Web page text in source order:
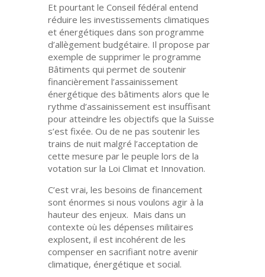
Et pourtant le Conseil fédéral entend
réduire les investissements climatiques
et énergétiques dans son programme
d’allègement budgétaire. Il propose par
exemple de supprimer le programme
Bâtiments qui permet de soutenir
financièrement l’assainissement
énergétique des bâtiments alors que le
rythme d’assainissement est insuffisant
pour atteindre les objectifs que la Suisse
s’est fixée. Ou de ne pas soutenir les
trains de nuit malgré l’acceptation de
cette mesure par le peuple lors de la
votation sur la Loi Climat et Innovation.
C’est vrai, les besoins de financement
sont énormes si nous voulons agir à la
hauteur des enjeux. Mais dans un
contexte où les dépenses militaires
explosent, il est incohérent de les
compenser en sacrifiant notre avenir
climatique, énergétique et social.